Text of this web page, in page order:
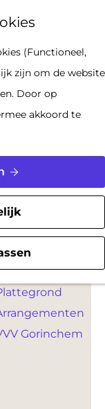
(Functioneel,
zijn om de website
Door op
akkoord te
BEZOEK
Gorinchem